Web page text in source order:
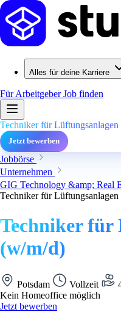
Alles für deine Karriere
Für ArbeitgeberJob finden
Techniker für
Jetzt bewerben
Jobbörse
Unternehmen
GIG Technology &amp; Real
Techniker für
Techniker für
(w/m/d)
Potsdam Vollzeit
Kein Homeoffice möglich
Jetzt bewerben